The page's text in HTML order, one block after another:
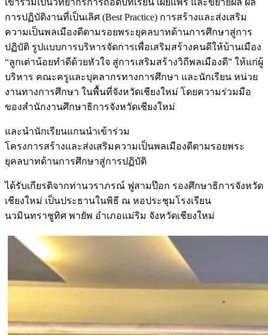
เข้าร่วมเป็นวิทยากรการถอดบทเรียน เผยแพร่ และขยายผล ผล
การปฏิบัติงานที่เป็นเลิศ (Best Practice) การสร้างและส่งเสริม
ความเป็นพลเมืองดีตามรอยพระยุคลบาทด้านการศึกษาสู่การ
ปฏิบัติ รูปแบบการบริหารจัดการเพื่อเสริมสร้างคนดีให้บ้านเมือง
“ลูกเต่าน้อยทำดีด้วยหัวใจ สู่การเสริมสร้างวิถีพลเมืองดี” ให้แก่ผู้
บริหาร คณะครูและบุคลากรทางการศึกษา และนักเรียน หน่วย
งานทางการศึกษา ในพื้นที่จังหวัดเชียงใหม่ โดยความร่วมมือ
ของสำนักงานศึกษาธิการจังหวัดเชียงใหม่
และนำนักเรียนแกนนำเข้าร่วม
โครงการสร้างและส่งเสริมความเป็นพลเมืองดีตามรอยพระ
ยุคลบาทด้านการศึกษาสู่การปฏิบัติ
ได้รับเกียรติจากท่านวราภรณ์ ฟูสามป๊อก รองศึกษาธิการจังหวัด
เชียงใหม่ เป็นประธานในพิธี ณ หอประชุมโรงเรียน
นวมินทราชูทิศ พายัพ อำเภอแม่ริม จังหวัดเชียงใหม่